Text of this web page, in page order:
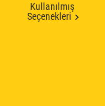
Kullanılmış
Seçenekleri